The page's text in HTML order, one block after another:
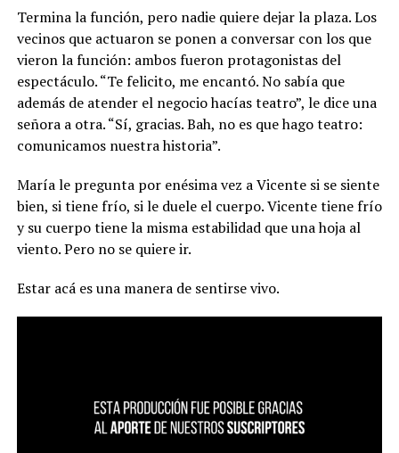
Termina la función, pero nadie quiere dejar la plaza. Los
vecinos que actuaron se ponen a conversar con los que
vieron la función: ambos fueron protagonistas del
espectáculo. “Te felicito, me encantó. No sabía que
además de atender el negocio hacías teatro”, le dice una
señora a otra. “Sí, gracias. Bah, no es que hago teatro:
comunicamos nuestra historia”.
María le pregunta por enésima vez a Vicente si se siente
bien, si tiene frío, si le duele el cuerpo. Vicente tiene frío
y su cuerpo tiene la misma estabilidad que una hoja al
viento. Pero no se quiere ir.
Estar acá es una manera de sentirse vivo.